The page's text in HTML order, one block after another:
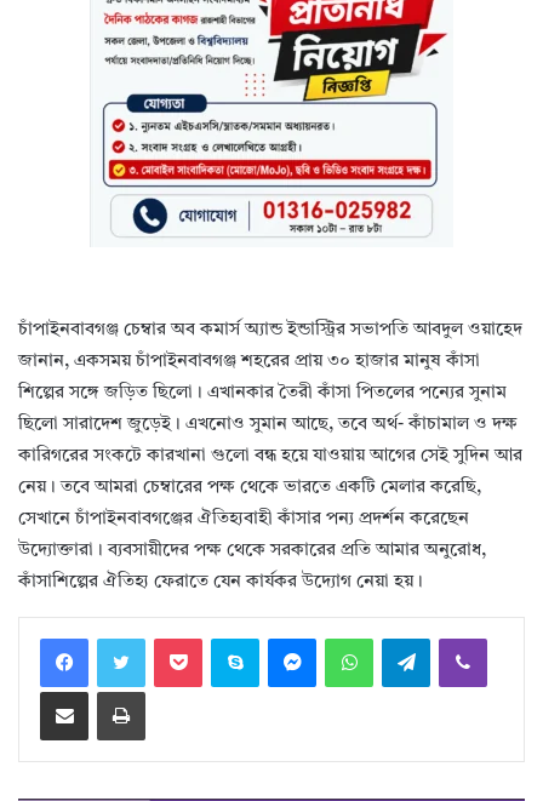
চাঁপাইনবাবগঞ্জ চেম্বার অব কমার্স অ্যান্ড ইন্ডাস্ট্রির সভাপতি আবদুল ওয়াহেদ
জানান, একসময় চাঁপাইনবাবগঞ্জ শহরের প্রায় ৩০ হাজার মানুষ কাঁসা
শিল্পের সঙ্গে জড়িত ছিলো। এখানকার তৈরী কাঁসা পিতলের পন্যের সুনাম
ছিলো সারাদেশ জুড়েই। এখনোও সুমান আছে, তবে অর্থ- কাঁচামাল ও দক্ষ
কারিগরের সংকটে কারখানা গুলো বন্ধ হয়ে যাওয়ায় আগের সেই সুদিন আর
নেয়। তবে আমরা চেম্বারের পক্ষ থেকে ভারতে একটি মেলার করেছি,
সেখানে চাঁপাইনবাবগঞ্জের ঐতিহ্যবাহী কাঁসার পন্য প্রদর্শন করেছেন
উদ্যোক্তারা। ব্যবসায়ীদের পক্ষ থেকে সরকারের প্রতি আমার অনুরোধ,
কাঁসাশিল্পের ঐতিহ্য ফেরাতে যেন কার্যকর উদ্যোগ নেয়া হয়।
FacebookTwitter Pocket Skype MessengerWhatsAppTelegramViber
Share via Email Print